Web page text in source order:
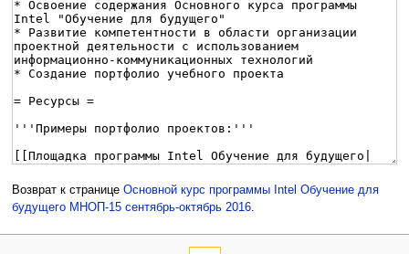
Возврат к странице Основной курс программы Intel Обучение для
будущего МНОП-15 сентябрь-октябрь 2016.